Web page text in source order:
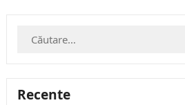
Caută
Recente